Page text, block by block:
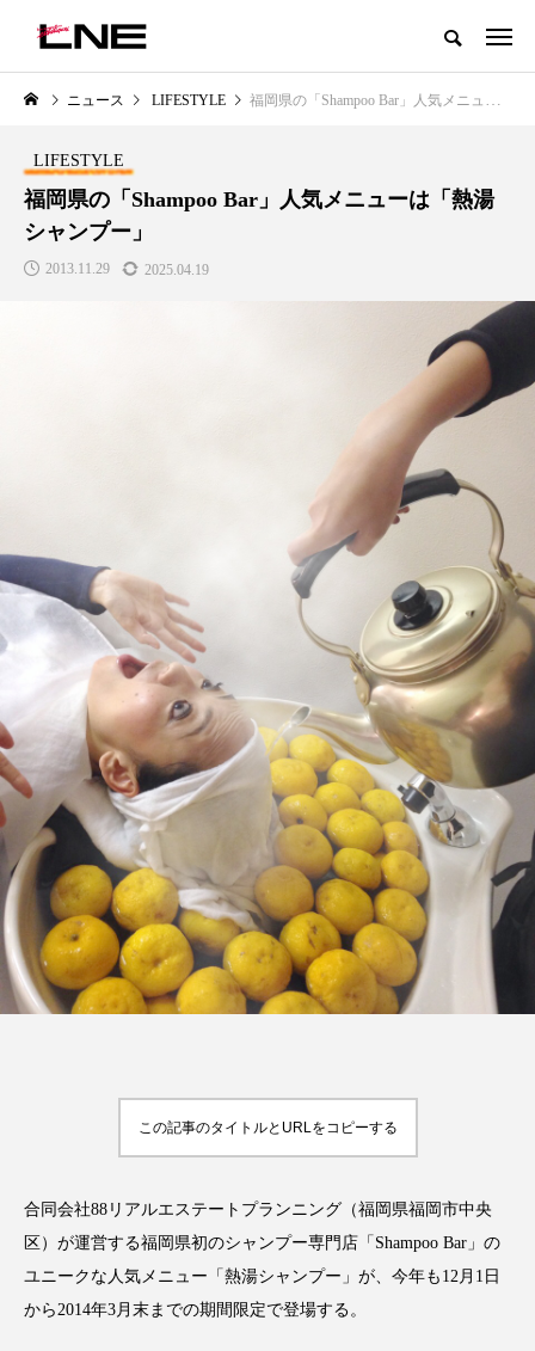
グローバルビューティ＆ヘルスケアビジネス誌
LIFESTYLE BUSINESS
GWI調査から読み解く2030年の
都市型スパ――身近なウェルネ
の次世代モデル
2026.08.06
FEATURED
TAG LIST タグ一覧
B2B BeautyTech ChatGPT
Gemini Instagram SaaS SNS
TikTok アスタキサンチン
インナービューティーアワード2025受賞商品
ウェルビーイング エイジングケア
ニュース LIFESTYLE 福岡県の「Shampoo Bar」人気メニューは「熱湯シャンプー」
LIFESTYLE
福岡県の「Shampoo Bar」人気メニューは「熱湯
シャンプー」
2013.11.29 2025.04.19
この記事のタイトルとURLをコピーする
合同会社88リアルエステートプランニング（福岡県福岡市中央
区）が運営する福岡県初のシャンプー専門店「Shampoo Bar」の
ユニークな人気メニュー「熱湯シャンプー」が、今年も12月1日
から2014年3月末までの期間限定で登場する。